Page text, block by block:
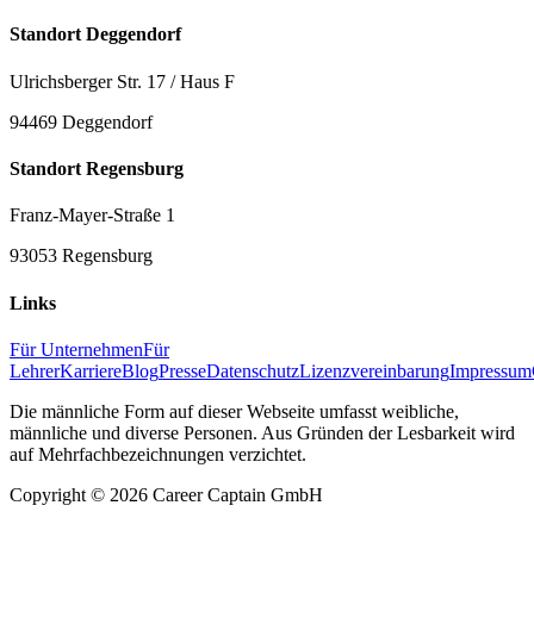
Standort Deggendorf
Ulrichsberger Str. 17 / Haus F
94469 Deggendorf
Standort Regensburg
Franz-Mayer-Straße 1
93053 Regensburg
Links
Für UnternehmenFür
LehrerKarriereBlogPresseDatenschutzLizenzvereinbarungImpressum
Die männliche Form auf dieser Webseite umfasst weibliche,
männliche und diverse Personen. Aus Gründen der Lesbarkeit wird
auf Mehrfachbezeichnungen verzichtet.
Copyright © 2026 Career Captain GmbH